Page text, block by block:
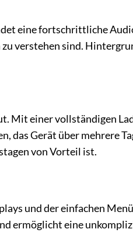
eine fortschrittliche
verstehen sind.
Mit einer vollständigen
das Gerät über mehrere
von Vorteil ist.
und der einfachen
ermöglicht eine